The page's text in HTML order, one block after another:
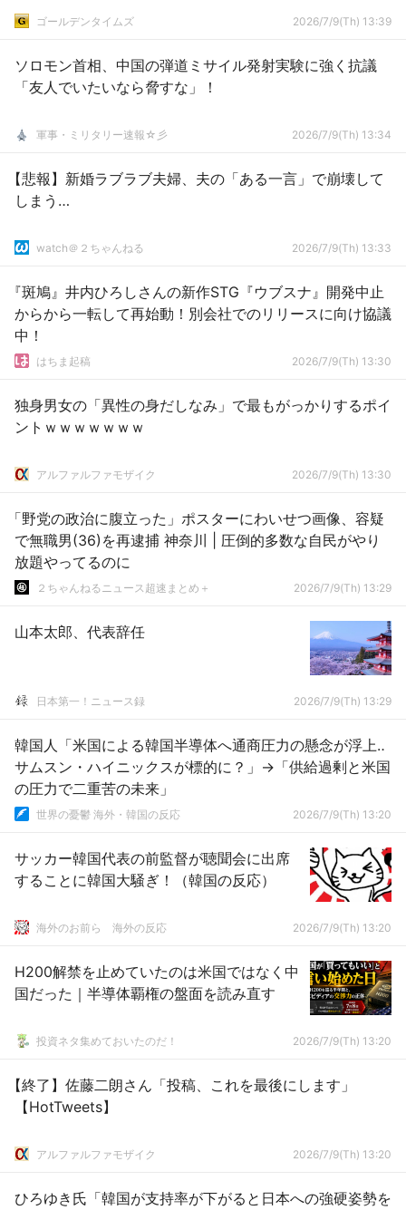
ゴールデンタイムズ 2026/7/9(Th) 13:39
ソロモン首相、中国の弾道ミサイル発射実験に強く抗議
「友人でいたいなら脅すな」！
軍事・ミリタリー速報☆彡 2026/7/9(Th) 13:34
【悲報】新婚ラブラブ夫婦、夫の「ある一言」で崩壊して
しまう…
watch＠２ちゃんねる 2026/7/9(Th) 13:33
『斑鳩』井内ひろしさんの新作STG『ウブスナ』開発中止
からから一転して再始動！別会社でのリリースに向け協議
中！
はちま起稿 2026/7/9(Th) 13:30
独身男女の「異性の身だしなみ」で最もがっかりするポイ
ントｗｗｗｗｗｗｗ
アルファルファモザイク 2026/7/9(Th) 13:30
「野党の政治に腹立った」ポスターにわいせつ画像、容疑
で無職男(36)を再逮捕 神奈川 | 圧倒的多数な自民がやり
放題やってるのに
２ちゃんねるニュース超速まとめ＋ 2026/7/9(Th) 13:29
山本太郎、代表辞任
日本第一！ニュース録 2026/7/9(Th) 13:29
韓国人「米国による韓国半導体へ通商圧力の懸念が浮上‥
サムスン・ハイニックスが標的に？」→「供給過剰と米国
の圧力で二重苦の未来」
世界の憂鬱 海外・韓国の反応 2026/7/9(Th) 13:20
サッカー韓国代表の前監督が聴聞会に出席
することに韓国大騒ぎ！（韓国の反応）
海外のお前ら 海外の反応 2026/7/9(Th) 13:20
H200解禁を止めていたのは米国ではなく中
国だった｜半導体覇権の盤面を読み直す
投資ネタ集めておいたのだ！ 2026/7/9(Th) 13:20
【終了】佐藤二朗さん「投稿、これを最後にします」
【HotTweets】
アルファルファモザイク 2026/7/9(Th) 13:20
ひろゆき氏「韓国が支持率が下がると日本への強硬姿勢を